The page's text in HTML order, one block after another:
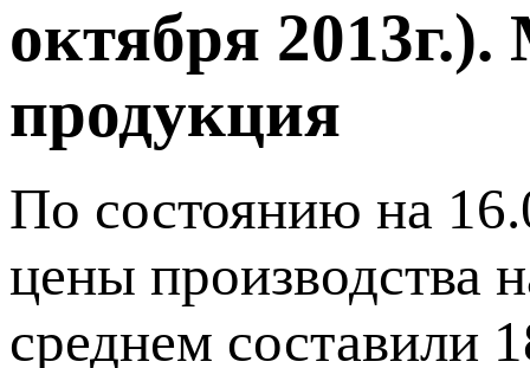
октября
продукция
По состоянию на
цены производства
среднем составили